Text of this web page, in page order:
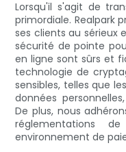
Lorsqu'il s'agit de
primordiale. Realpark
ses clients au sérieux
sécurité de pointe
en ligne sont sûrs et
technologie de
sensibles, telles que
données
De plus, nous
réglementations
environnement de